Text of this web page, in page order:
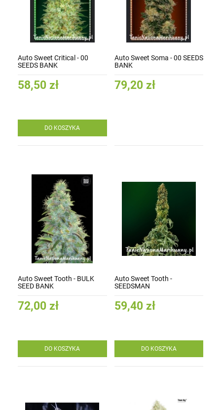
Auto Sweet Critical - 00
SEEDS BANK
58,50 zł
DO KOSZYKA
Auto Sweet Soma - 00 SEEDS
BANK
79,20 zł
Auto Sweet Tooth - BULK
SEED BANK
72,00 zł
DO KOSZYKA
Auto Sweet Tooth -
SEEDSMAN
59,40 zł
DO KOSZYKA